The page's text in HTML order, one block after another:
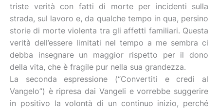
triste verità con fatti di morte per incidenti sulla
strada, sul lavoro e, da qualche tempo in qua, persino
storie di morte violenta tra gli affetti familiari. Questa
verità dell’essere limitati nel tempo a me sembra ci
debba insegnare un maggior rispetto per il dono
della vita, che è fragile pur nella sua grandezza.
La seconda espressione (“Convertiti e credi al
Vangelo”) è ripresa dai Vangeli e vorrebbe suggerire
in positivo la volontà di un continuo inizio, perché